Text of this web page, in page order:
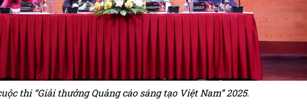
thi “Giải thưởng Quảng cáo sáng tạo Việt Nam” 2025.